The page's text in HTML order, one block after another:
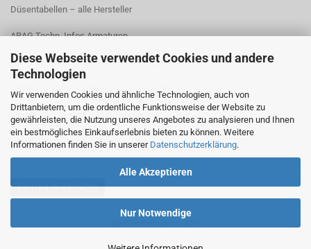
Diese Webseite verwendet Cookies und andere
Technologien
Wir verwenden Cookies und ähnliche Technologien, auch von
Drittanbietern, um die ordentliche Funktionsweise der Website zu
gewährleisten, die Nutzung unseres Angebotes zu analysieren und Ihnen
ein bestmögliches Einkaufserlebnis bieten zu können. Weitere
Informationen finden Sie in unserer Datenschutzerklärung.
Alle Akzeptieren
Nur Notwendige
Düsentabellen – alle Hersteller
ARAG Techn. Infos Armaturen
ARAG Installation Gleichdruck-Armaturen
ARAG Installation Armaturen Sprühgeräte
Lechler Behälter- und Tankreinigung
TeeJet Technische Informationen
Vertrag widerrufen